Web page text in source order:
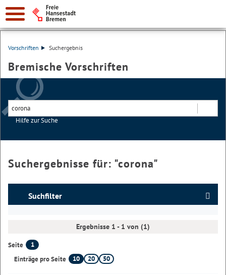
Vorschriften Suchergebnis
Bremische Vorschriften
Hilfe zur Suche
Suchergebnisse für: "corona"
Suchfilter
Ergebnisse 1 - 1 von (1)
Seite
1
Einträge pro Seite
10 20 50